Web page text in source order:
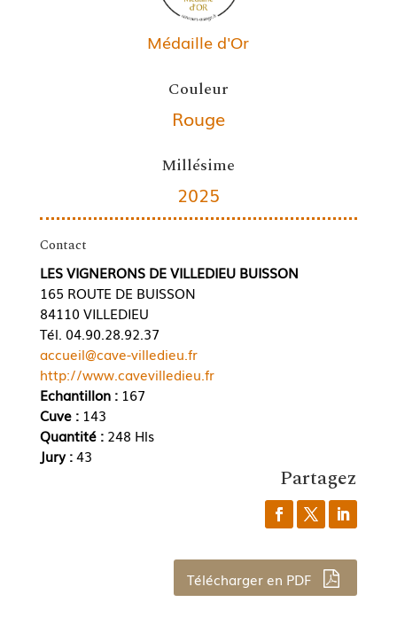
Médaille d'Or
Couleur
Rouge
Millésime
2025
Contact
LES VIGNERONS DE VILLEDIEU BUISSON
165 ROUTE DE BUISSON
84110 VILLEDIEU
Tél. 04.90.28.92.37
accueil@cave-villedieu.fr
http://www.cavevilledieu.fr
Echantillon :167
Cuve : 143
Quantité : 248 Hls
Jury :43
Partagez
Télécharger en PDF